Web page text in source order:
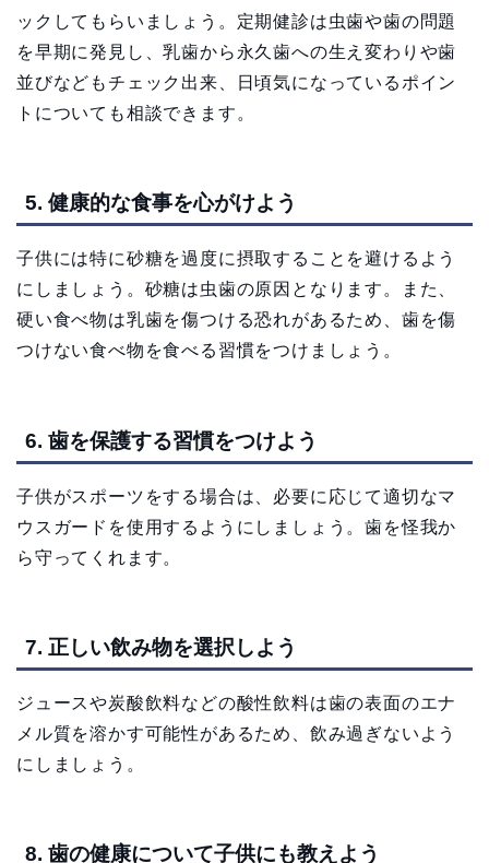
ックしてもらいましょう。定期健診は虫歯や歯の問題
を早期に発見し、乳歯から永久歯への生え変わりや歯
並びなどもチェック出来、日頃気になっているポイン
トについても相談できます。
5. 健康的な食事を心がけよう
子供には特に砂糖を過度に摂取することを避けるよう
にしましょう。砂糖は虫歯の原因となります。また、
硬い食べ物は乳歯を傷つける恐れがあるため、歯を傷
つけない食べ物を食べる習慣をつけましょう。
6. 歯を保護する習慣をつけよう
子供がスポーツをする場合は、必要に応じて適切なマ
ウスガードを使用するようにしましょう。歯を怪我か
ら守ってくれます。
7. 正しい飲み物を選択しよう
ジュースや炭酸飲料などの酸性飲料は歯の表面のエナ
メル質を溶かす可能性があるため、飲み過ぎないよう
にしましょう。
8. 歯の健康について子供にも教えよう